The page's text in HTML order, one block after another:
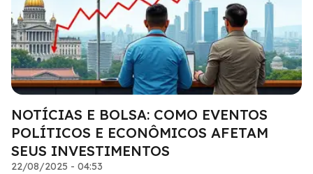
NOTÍCIAS E BOLSA: COMO EVENTOS
POLÍTICOS E ECONÔMICOS AFETAM
SEUS INVESTIMENTOS
22/08/2025 - 04:53